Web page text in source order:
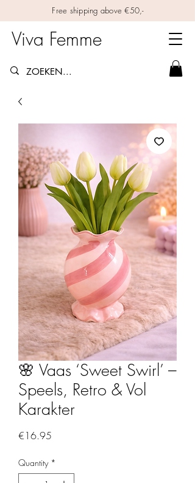
Free shipping above €50,-
Viva Femme
🌸 Vaas ‘Sweet Swirl’ –
Speels, Retro & Vol
Karakter
€16.95
Quantity *